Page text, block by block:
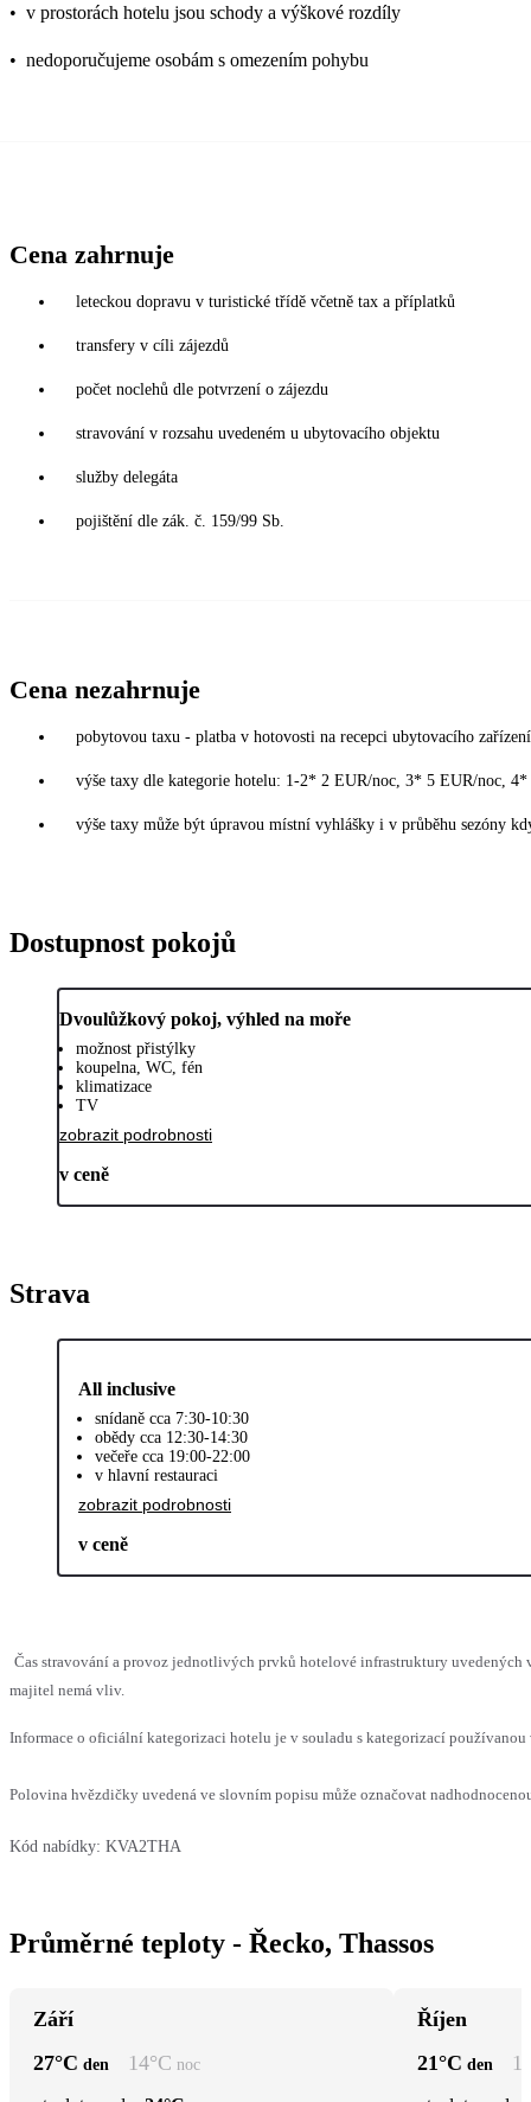
• v prostorách hotelu jsou schody a výškové rozdíly
• nedoporučujeme osobám s omezením pohybu
Cena zahrnuje
leteckou dopravu v turistické třídě včetně tax a příplatků
transfery v cíli zájezdů
počet noclehů dle potvrzení o zájezdu
stravování v rozsahu uvedeném u ubytovacího objektu
služby delegáta
pojištění dle zák. č. 159/99 Sb.
Cena nezahrnuje
pobytovou taxu - platba v hotovosti na recepci ubytovacího
výše taxy dle kategorie hotelu: 1-2* 2 EUR/noc, 3* 5 EUR/noc,
výše taxy může být úpravou místní vyhlášky i v průběhu sezóny
Dostupnost pokojů
Dvoulůžkový pokoj, výhled na moře
možnost přistýlky
koupelna, WC, fén
klimatizace
TV
zobrazit podrobnosti
v ceně
Strava
All inclusive
snídaně cca 7:30-10:30
obědy cca 12:30-14:30
večeře cca 19:00-22:00
v hlavní restauraci
zobrazit podrobnosti
v ceně
Čas stravování a provoz jednotlivých prvků hotelové infrastruktury uvedených
majitel nemá vliv.
Informace o oficiální kategorizaci hotelu je v souladu s kategorizací
Polovina hvězdičky uvedená ve slovním popisu může označovat
Kód nabídky: KVA2THA
Průměrné teploty - Řecko, Thassos
Září
27°C den 14°C noc
Říjen
21°C den 11